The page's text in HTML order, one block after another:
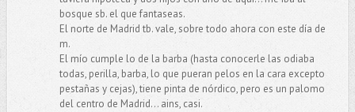
bosque sb. el que fantaseas.
El norte de Madrid tb. vale, sobre todo ahora con este día de
m.
El mío cumple lo de la barba (hasta conocerle las odiaba
todas, perilla, barba, lo que pueran pelos en la cara excepto
pestañas y cejas), tiene pinta de nórdico, pero es un palomo
del centro de Madrid... ains, casi.